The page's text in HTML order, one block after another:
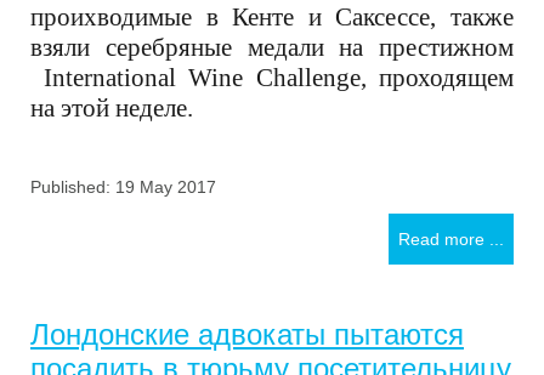
проихводимые в Кенте и Саксессе, также
взяли серебряные медали на престижном
International Wine Challenge, проходящем
на этой неделе.
Published: 19 May 2017
Read more ...
Лондонские адвокаты пытаются
посадить в тюрьму посетительницу